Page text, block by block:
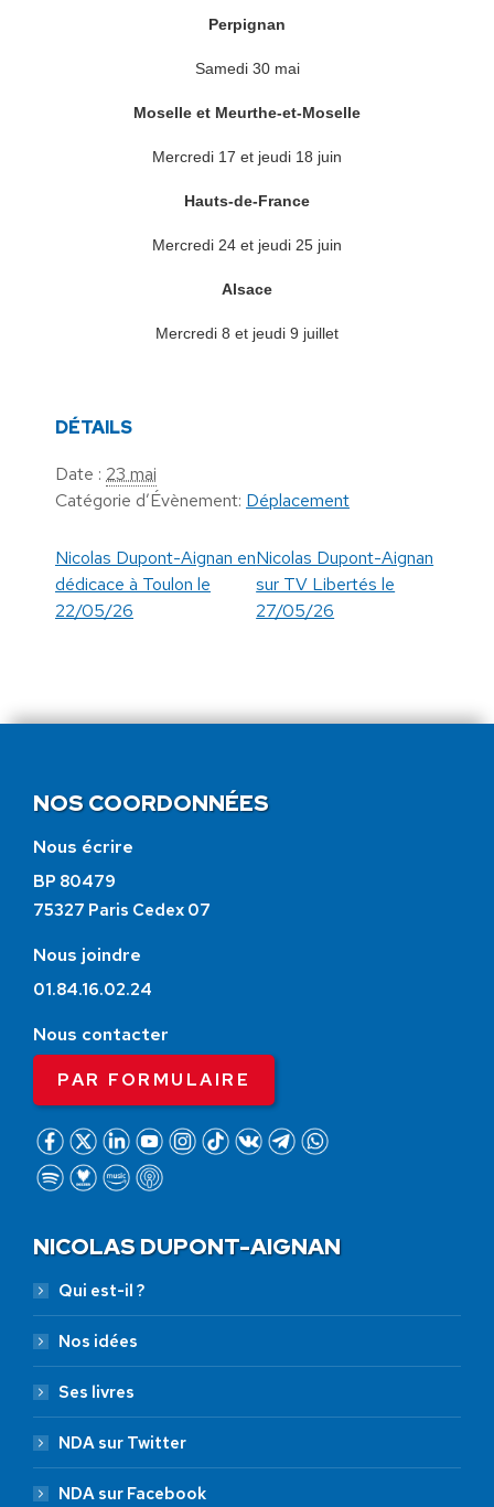
Perpignan
Samedi 30 mai
Moselle et Meurthe-et-Moselle
Mercredi 17 et jeudi 18 juin
Hauts-de-France
Mercredi 24 et jeudi 25 juin
Alsace
Mercredi 8 et jeudi 9 juillet
DÉTAILS
Date : 23 mai
Catégorie d’Évènement: Déplacement
Nicolas Dupont-Aignan en
dédicace à Toulon le
22/05/26
Nicolas Dupont-Aignan
sur TV Libertés le
27/05/26
NOS COORDONNÉES
Nous écrire
BP 80479
75327 Paris Cedex 07
Nous joindre
01.84.16.02.24
Nous contacter
PAR FORMULAIRE
NICOLAS DUPONT-AIGNAN
Qui est-il ?
Nos idées
Ses livres
NDA sur Twitter
NDA sur Facebook